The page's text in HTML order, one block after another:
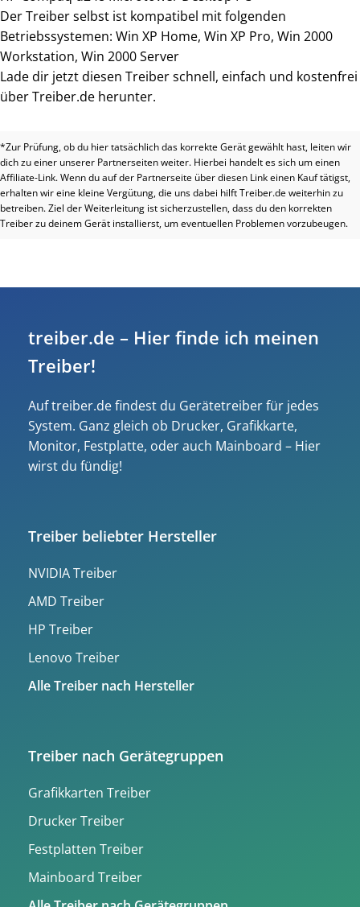
Der Treiber selbst ist kompatibel mit folgenden
Betriebssystemen: Win XP Home, Win XP Pro, Win 2000
Workstation, Win 2000 Server
Lade dir jetzt diesen Treiber schnell, einfach und kostenfrei
über Treiber.de herunter.
*Zur Prüfung, ob du hier tatsächlich das korrekte Gerät gewählt hast, leiten wir
dich zu einer unserer Partnerseiten weiter. Hierbei handelt es sich um einen
Affiliate-Link. Wenn du auf der Partnerseite über diesen Link einen Kauf tätigst,
erhalten wir eine kleine Vergütung, die uns dabei hilft Treiber.de weiterhin zu
betreiben. Ziel der Weiterleitung ist sicherzustellen, dass du den korrekten
Treiber zu deinem Gerät installierst, um eventuellen Problemen vorzubeugen.
treiber.de – Hier finde ich meinen
Treiber!
Auf treiber.de findest du Gerätetreiber für jedes
System. Ganz gleich ob Drucker, Grafikkarte,
Monitor, Festplatte, oder auch Mainboard – Hier
wirst du fündig!
Treiber beliebter Hersteller
NVIDIA Treiber
AMD Treiber
HP Treiber
Lenovo Treiber
Alle Treiber nach Hersteller
Treiber nach Gerätegruppen
Grafikkarten Treiber
Drucker Treiber
Festplatten Treiber
Mainboard Treiber